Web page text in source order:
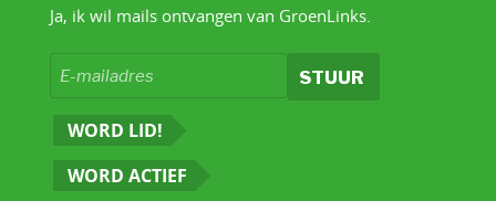
Ja, ik wil mails ontvangen van GroenLinks.
WORD LID!
WORD ACTIEF